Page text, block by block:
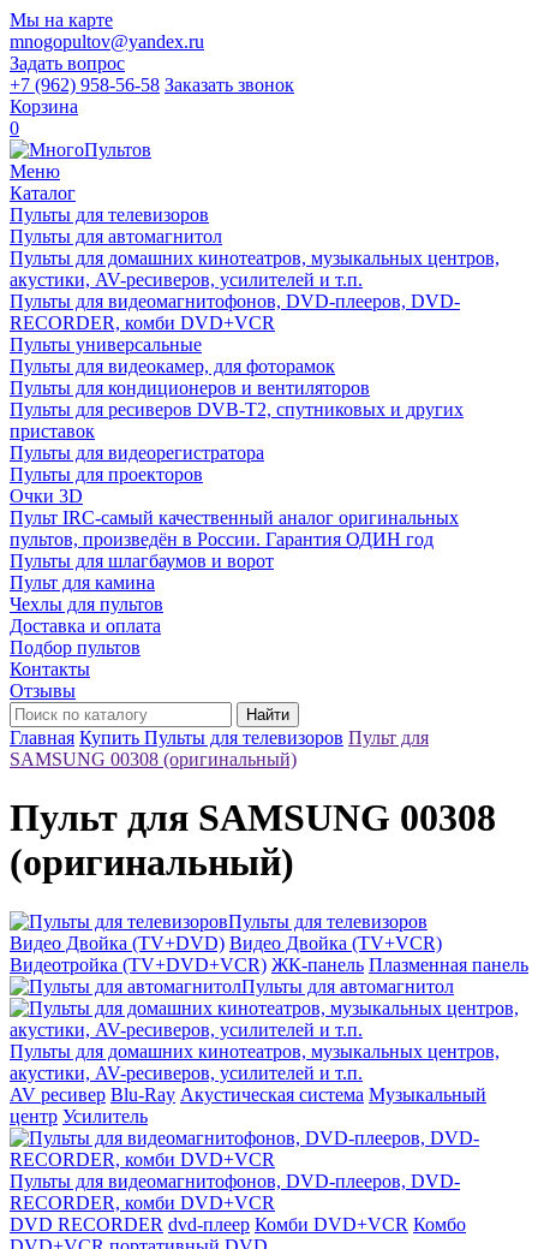
Мы на карте
mnogopultov@yandex.ru
Задать вопрос
+7 (962) 958-56-58 Заказать звонок
Корзина
0
Меню
Каталог
Пульты для телевизоров
Пульты для автомагнитол
Пульты для домашних кинотеатров, музыкальных центров,
акустики, AV-ресиверов, усилителей и т.п.
Пульты для видеомагнитофонов, DVD-плееров, DVD-
RECORDER, комби DVD+VCR
Пульты универсальные
Пульты для видеокамер, для фоторамок
Пульты для кондиционеров и вентиляторов
Пульты для ресиверов DVB-T2, спутниковых и других
приставок
Пульты для видеорегистратора
Пульты для проекторов
Очки 3D
Пульт IRC-самый качественный аналог оригинальных
пультов, произведён в России. Гарантия ОДИН год
Пульты для шлагбаумов и ворот
Пульт для камина
Чехлы для пультов
Доставка и оплата
Подбор пультов
Контакты
Отзывы
Найти
Главная Купить Пульты для телевизоров Пульт для
SAMSUNG 00308 (оригинальный)
Пульт для SAMSUNG 00308
(оригинальный)
Пульты для телевизоров
Видео Двойка (TV+DVD) Видео Двойка (TV+VCR)
Видеотройка (TV+DVD+VCR) ЖК-панель Плазменная панель
Пульты для автомагнитол
Пульты для домашних кинотеатров, музыкальных центров,
акустики, AV-ресиверов, усилителей и т.п.
AV ресивер Blu-Ray Акустическая система Музыкальный
центр Усилитель
Пульты для видеомагнитофонов, DVD-плееров, DVD-
RECORDER, комби DVD+VCR
DVD RECORDER dvd-плеер Комби DVD+VCR Комбо